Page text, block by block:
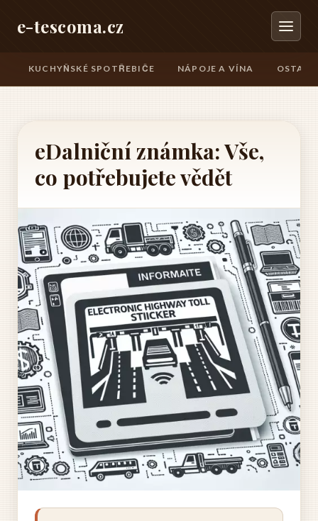
e-tescoma.cz
KUCHYŇSKÉ SPOTŘEBIČE NÁPOJE A VÍNA
eDalniční známka: Vše,
co potřebujete vědět